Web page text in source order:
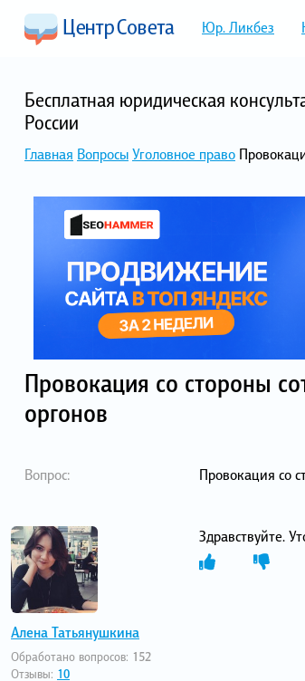
Юр. Ликбез
Бесплатная юридическая
России
Главная ВопросыУголовное право
Провокация со стороны
оргонов
Вопрос: Провокация со
Алена Татьянушкина
Обработано вопросов: 152
Отзывы: 10
Здравствуйте.